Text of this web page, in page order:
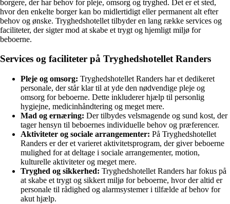
borgere, der har behov for pleje, omsorg og tryghed. Det er et sted,
hvor den enkelte borger kan bo midlertidigt eller permanent alt efter
behov og ønske. Tryghedshotellet tilbyder en lang række services og
faciliteter, der sigter mod at skabe et trygt og hjemligt miljø for
beboerne.
Services og faciliteter på Tryghedshotellet Randers
Pleje og omsorg: Tryghedshotellet Randers har et dedikeret
personale, der står klar til at yde den nødvendige pleje og
omsorg for beboerne. Dette inkluderer hjælp til personlig
hygiejne, medicinhåndtering og meget mere.
Mad og ernæring: Der tilbydes velsmagende og sund kost, der
tager hensyn til beboernes individuelle behov og præferencer.
Aktiviteter og sociale arrangementer: På Tryghedshotellet
Randers er der et varieret aktivitetsprogram, der giver beboerne
mulighed for at deltage i sociale arrangementer, motion,
kulturelle aktiviteter og meget mere.
Tryghed og sikkerhed: Tryghedshotellet Randers har fokus på
at skabe et trygt og sikkert miljø for beboerne, hvor der altid er
personale til rådighed og alarmsystemer i tilfælde af behov for
akut hjælp.